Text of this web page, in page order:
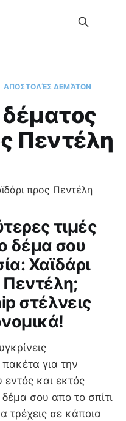
AΠΟΣΤΟΛΈΣ ΔΕΜΆΤΩΝ
Πεντέλη
τιμές
δέμα σου
Χαϊδάρι
Πεντέλη;
στέλνεις
πακέτα για την
και εκτός
δέμα σου απο το σπίτι
τρέχεις σε κάποια